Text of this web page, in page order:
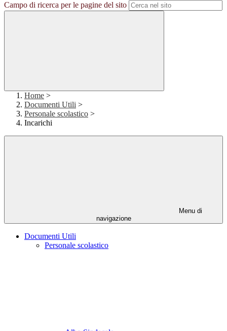
Campo di ricerca per le pagine del sito
Home >
Documenti Utili >
Personale scolastico >
Incarichi
Menu di
navigazione
Documenti Utili
Personale scolastico